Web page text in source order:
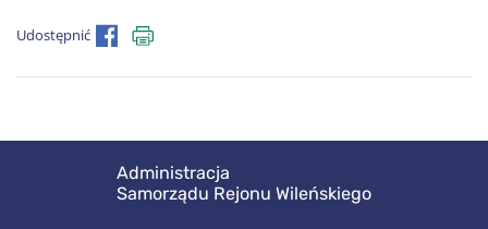
Udostępnić
Administracja
Samorządu Rejonu Wileńskiego